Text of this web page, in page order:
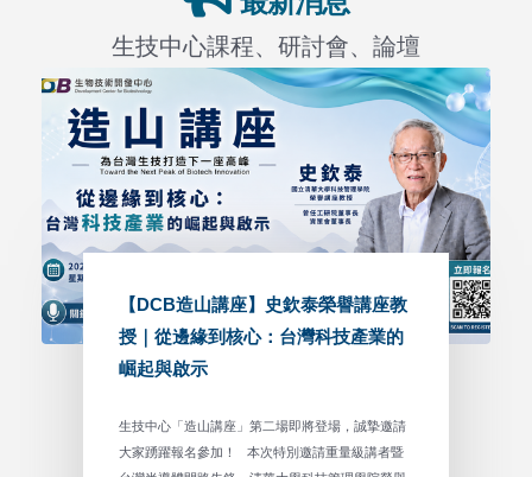
生技中心課程、研討會、論壇
【DCB造山講座】史欽泰榮譽講座教
授｜從邊緣到核心：台灣科技產業的
崛起與啟示
生技中心「造山講座」第二場即將登場，誠摯邀請
大家踴躍報名參加！ 本次特別邀請重量級講者暨